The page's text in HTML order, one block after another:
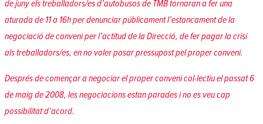
de juny els treballadors/es d’autobusos de TMB tornaran a fer una
aturada de 11 a 16h per denunciar públicament l’estancament de la
negociació de conveni per l’actitud de la Direcció, de fer pagar la crisi
als treballadors/es, en no voler posar pressupost pel proper conveni.
Després de començar a negociar el proper conveni col·lectiu el passat 6
de maig de 2008, les negociacions estan parades i no es veu cap
possibilitat d’acord.